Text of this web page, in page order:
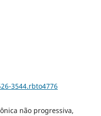
3544.rbto4776
não progressiva,